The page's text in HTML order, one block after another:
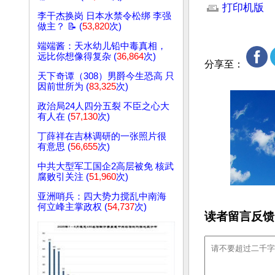
李干杰换岗 日本水禁令松绑 李强
做主？ 📝 (53,820次)
端端酱：天水幼儿铅中毒真相，
远比你想像得复杂 (36,864次)
天下奇谭（308）男爵今生恐高 只
因前世所为 (83,325次)
政治局24人四分五裂 不臣之心大
有人在 (57,130次)
丁薛祥在吉林调研的一张照片很
有意思 (56,655次)
中共大型军工国企2高层被免 核武
腐败引关注 (51,960次)
亚洲哨兵：四大势力搅乱中南海
何立峰主掌政权 (54,737次)
打印机版
分享至：
读者留言反